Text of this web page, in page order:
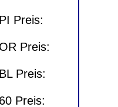
Preis:
Preis:
Preis:
Preis: